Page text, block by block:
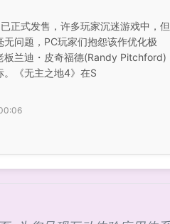
已正式发售，许多玩家沉迷游戏中，但
无问题，PC玩家们抱怨该作优化极
板兰迪・皮奇福德(Randy Pitchford)
。《无主之地4》在S